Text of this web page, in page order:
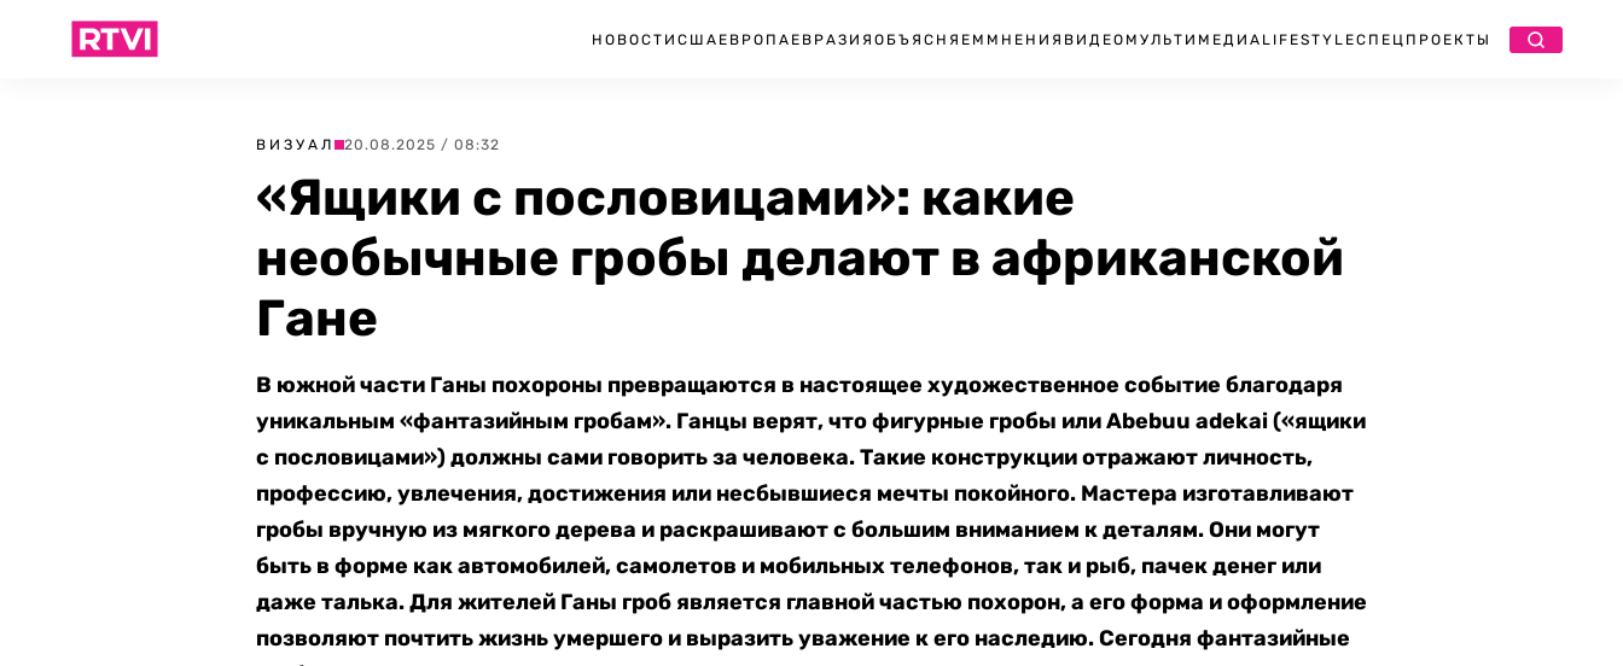
НОВОСТИ США ЕВРОПА ЕВРАЗИЯ ОБЪЯСНЯЕМ МНЕНИЯ ВИДЕО МУЛЬТИМЕДИА LIFESTYLEСПЕЦПРОЕКТЫ
ВИЗУАЛ 20.08.2025 / 08:32
«Ящики с пословицами»: какие
необычные гробы делают в африканской
Гане
В южной части Ганы похороны превращаются в настоящее художественное событие благодаря
уникальным «фантазийным гробам». Ганцы верят, что фигурные гробы или Abebuu adekai («ящики
с пословицами») должны сами говорить за человека. Такие конструкции отражают личность,
профессию, увлечения, достижения или несбывшиеся мечты покойного. Мастера изготавливают
гробы вручную из мягкого дерева и раскрашивают с большим вниманием к деталям. Они могут
быть в форме как автомобилей, самолетов и мобильных телефонов, так и рыб, пачек денег или
даже талька. Для жителей Ганы гроб является главной частью похорон, а его форма и оформление
позволяют почтить жизнь умершего и выразить уважение к его наследию. Сегодня фантазийные